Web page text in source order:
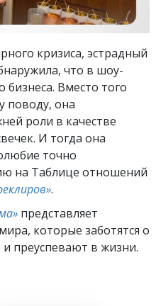
кризиса, эстрадный
что в шоу-
бизнеса. Вместо того
поводу, она
роли в качестве
И тогда она
точно
на Таблице отношений
.
представляет
которые заботятся о
преуспевают в жизни.